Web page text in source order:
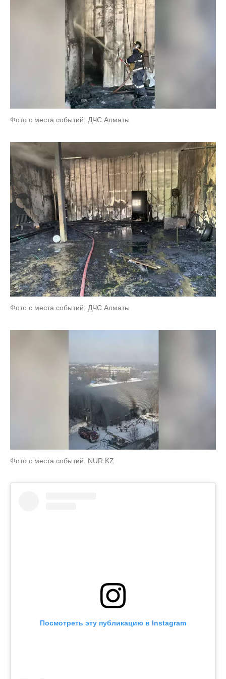
Фото с места событий: ДЧС Алматы
Фото с места событий: ДЧС Алматы
Фото с места событий: NUR.KZ
Посмотреть эту публикацию в Instagram